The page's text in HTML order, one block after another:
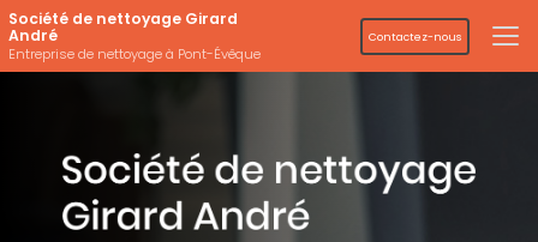
Aller
au
contenu
principal
Société de nettoyage Girard
André
Entreprise de nettoyage à Pont-Évêque
Contactez-nous